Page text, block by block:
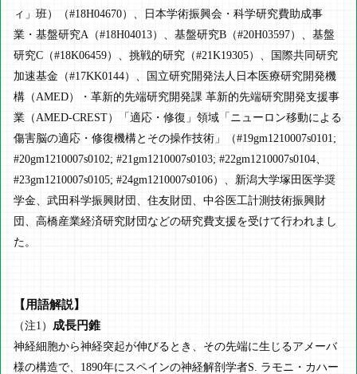
ィ」班）（#18H04670）、日本学術振興会・科学研究費助成事
業・基盤研究A（#18H04013）、基盤研究B（#20H03597）、基盤
研究C（#18K06459）、挑戦的研究（#21K19305）、国際共同研究
加速基金（#17KK0144）、国立研究開発法人日本医療研究開発機
構（AMED）・革新的先端研究開発課 革新的先端研究開発支援事
業（AMED-CREST）「適応・修復」領域「ニューロン移動による
傷害脳の適応・修復機構とその操作技術」（#19gm1210007s0101;
#20gm1210007s0102; #21gm1210007s0103; #22gm1210007s0104、
#23gm1210007s0105; #24gm1210007s0106）、新潟大学塚田医学奨
学金、武田科学振興財団、住友財団、中谷医工計測技術振興財
団、高橋産業経済研究財団などの研究費支援を受けて行われまし
た。
【用語解説】
（注1） 成長円錐
神経細胞から神経突起が伸びるとき、その先端に生じるアメーバ
様の構造で、1890年にスペインの神経解剖学者S. ラモニ・カハー